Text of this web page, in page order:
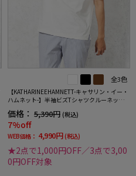
全3色
【KATHARINEEHAMNETT-キャサリン・イー・
ハムネット-】半袖ビズTシャツクルーネック無
価格： 5,390円 (税込)
7%off
WEB価格： 4,990円 (税込)
★2点で1,000円OFF／3点で3,00
0円OFF対象